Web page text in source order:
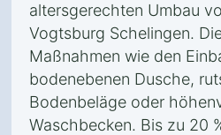
altersgerechten Umbau
Vogtsburg Schelingen.
Maßnahmen wie den
bodenebenen Dusche,
Bodenbeläge oder
Waschbecken. Bis zu 20